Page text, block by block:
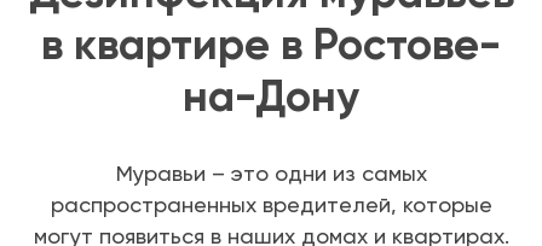
в квартире в Ростове-
на-Дону
Муравьи – это одни из самых
распространенных вредителей, которые
могут появиться в наших домах и квартирах.